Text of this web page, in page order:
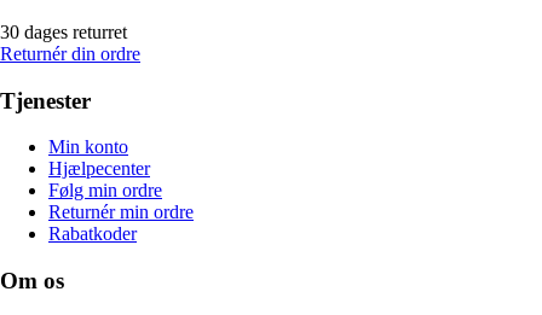
30 dages returret
Returnér din ordre
Tjenester
Min konto
Hjælpecenter
Følg min ordre
Returnér min ordre
Rabatkoder
Om os